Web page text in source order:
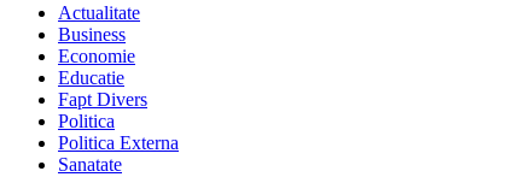
Actualitate
Business
Economie
Educatie
Fapt Divers
Politica
Politica Externa
Sanatate